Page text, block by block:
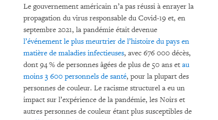
Le gouvernement américain n’a pas réussi à enrayer la
propagation du virus responsable du Covid-19 et, en
septembre 2021, la pandémie était devenue
l’événement le plus meurtrier de l’histoire du pays en
matière de maladies infectieuses, avec 676 000 décès,
dont 94 % de personnes âgées de plus de 50 ans et au
moins 3 600 personnels de santé, pour la plupart des
personnes de couleur. Le racisme structurel a eu un
impact sur l’expérience de la pandémie, les Noirs et
autres personnes de couleur étant plus susceptibles de